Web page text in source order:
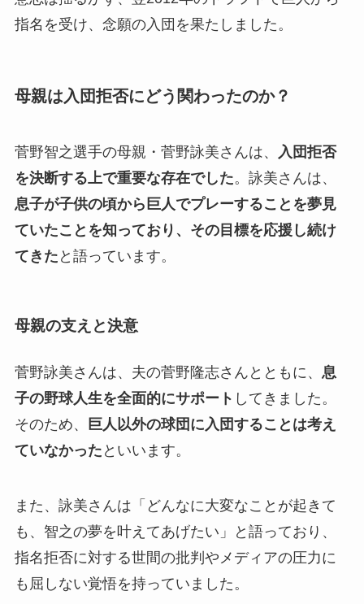
指名を受け、念願の入団を果たしました。
母親は入団拒否にどう関わったのか？
菅野智之選手の母親・菅野詠美さんは、
入団拒否
を決断する上で重要な存在でした。詠美さんは、
息子が子供の頃から巨人でプレーすることを夢見
ていたことを知っており、その目標を応援し続け
てきた と語っています。
母親の支えと決意
菅野詠美さんは、夫の菅野隆志さんとともに、 息
子の野球人生を全面的にサポート してきました。
そのため、
巨人以外の球団に入団することは考え
ていなかった といいます。
また、詠美さんは「どんなに大変なことが起きて
も、智之の夢を叶えてあげたい」と語っており、
指名拒否に対する世間の批判やメディアの圧力に
も屈しない覚悟を持っていました。